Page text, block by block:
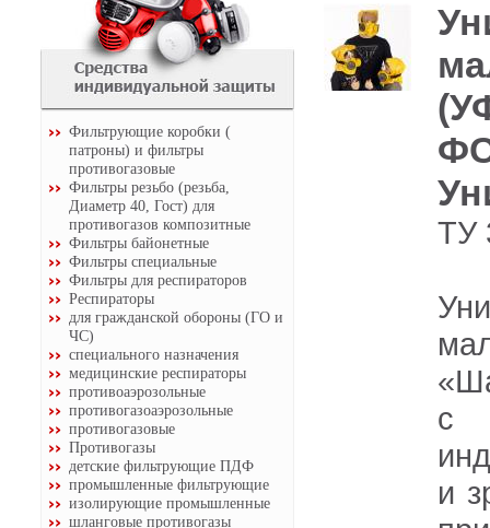
Фильтрующие коробки (
патроны) и фильтры
противогазовые
Фильтры резьбо (резьба,
Диаметр 40, Гост) для
противогазов композитные
Фильтры байонетные
Фильтры специальные
Фильтры для респираторов
Респираторы
для гражданской обороны (ГО и
ЧС)
специального назначения
медицинские респираторы
противоаэрозольные
противогазоаэрозольные
противогазовые
Противогазы
детские фильтрующие ПДФ
промышленные фильтрующие
изолирующие промышленные
шланговые противогазы
ТУ
с
и